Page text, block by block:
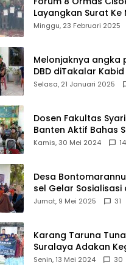
Layangkan Surat Ke
Atas Adanya Kantor
Minggu, 23 Februari 2025
Melonjaknya angka
DBD diTakalar Kabid
Cab.Takalar angkat
Selasa, 21 Januari 2025
Dosen Fakultas
Banten Aktif Bahas
Declare Halal dalam
Kamis, 30 Mei 2024
Desa
sel Gelar Sosialisasi
Bimtek Pemutakhiran
Jumat, 9 Mei 2025 31
Karang Taruna
Suralaya Adakan
Bansos Terhadap
Senin, 13 Mei 2024 30